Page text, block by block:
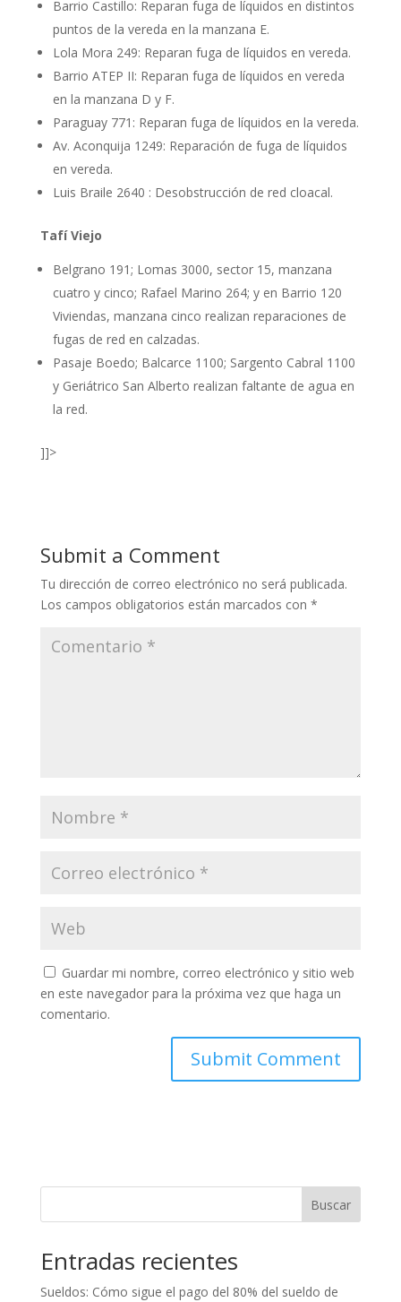
Barrio Castillo: Reparan fuga de líquidos en distintos
puntos de la vereda en la manzana E.
Lola Mora 249: Reparan fuga de líquidos en vereda.
Barrio ATEP II: Reparan fuga de líquidos en vereda
en la manzana D y F.
Paraguay 771: Reparan fuga de líquidos en la vereda.
Av. Aconquija 1249: Reparación de fuga de líquidos
en vereda.
Luis Braile 2640 : Desobstrucción de red cloacal.
Tafí Viejo
Belgrano 191; Lomas 3000, sector 15, manzana
cuatro y cinco; Rafael Marino 264; y en Barrio 120
Viviendas, manzana cinco realizan reparaciones de
fugas de red en calzadas.
Pasaje Boedo; Balcarce 1100; Sargento Cabral 1100
y Geriátrico San Alberto realizan faltante de agua en
la red.
]]>
Submit a Comment
Tu dirección de correo electrónico no será publicada.
Los campos obligatorios están marcados con *
Guardar mi nombre, correo electrónico y sitio web
en este navegador para la próxima vez que haga un
comentario.
Buscar
Entradas recientes
Sueldos: Cómo sigue el pago del 80% del sueldo de